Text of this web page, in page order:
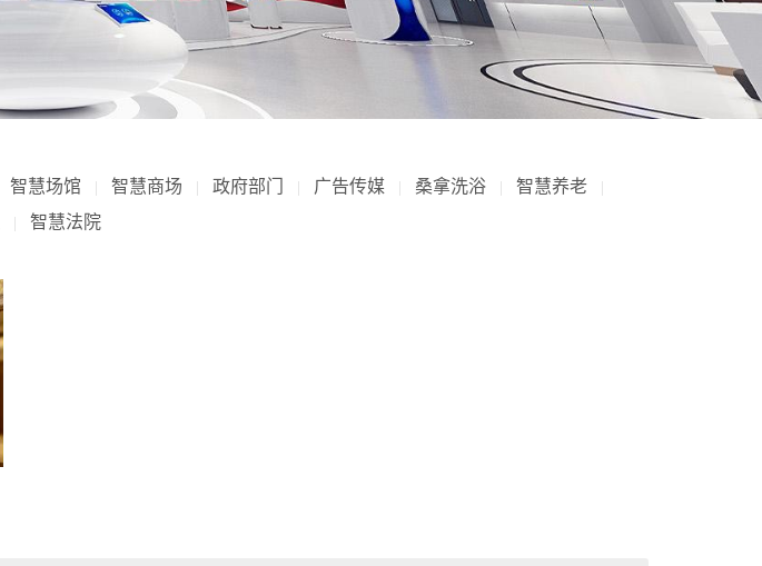
智慧场馆 智慧商场 政府部门 广告传媒 桑拿洗浴 智慧养老
智慧法院